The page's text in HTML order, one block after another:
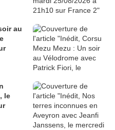
au
le